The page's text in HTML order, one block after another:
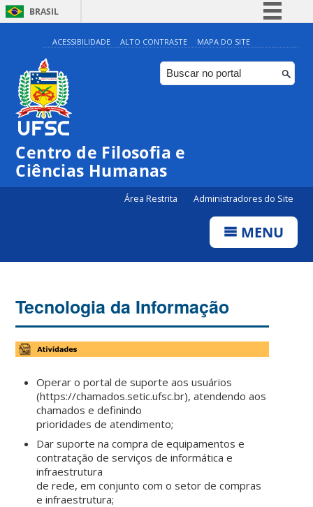
BRASIL
Simplifique!
Comunica BR
Participe
ACESSIBILIDADE ALTO CONTRASTE MAPA DO SITE
Centro de Filosofia e
Ciências Humanas
Área Restrita Administradores do Site
MENU
Tecnologia da Informação
Operar o portal de suporte aos usuários
(https://chamados.setic.ufsc.br), atendendo aos
chamados e definindo
prioridades de atendimento;
Dar suporte na compra de equipamentos e
contratação de serviços de informática e
infraestrutura
de rede, em conjunto com o setor de compras
e infraestrutura;